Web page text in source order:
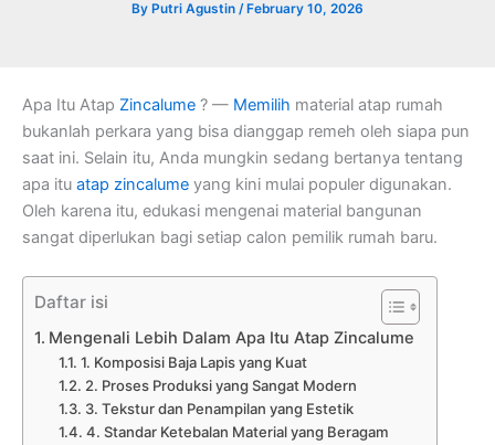
By Putri Agustin / February 10, 2026
Apa Itu Atap Zincalume ? — Memilih material atap rumah
bukanlah perkara yang bisa dianggap remeh oleh siapa pun
saat ini. Selain itu, Anda mungkin sedang bertanya tentang
apa itu atap zincalume yang kini mulai populer digunakan.
Oleh karena itu, edukasi mengenai material bangunan
sangat diperlukan bagi setiap calon pemilik rumah baru.
Daftar isi
Mengenali Lebih Dalam Apa Itu Atap Zincalume
1. Komposisi Baja Lapis yang Kuat
2. Proses Produksi yang Sangat Modern
3. Tekstur dan Penampilan yang Estetik
4. Standar Ketebalan Material yang Beragam